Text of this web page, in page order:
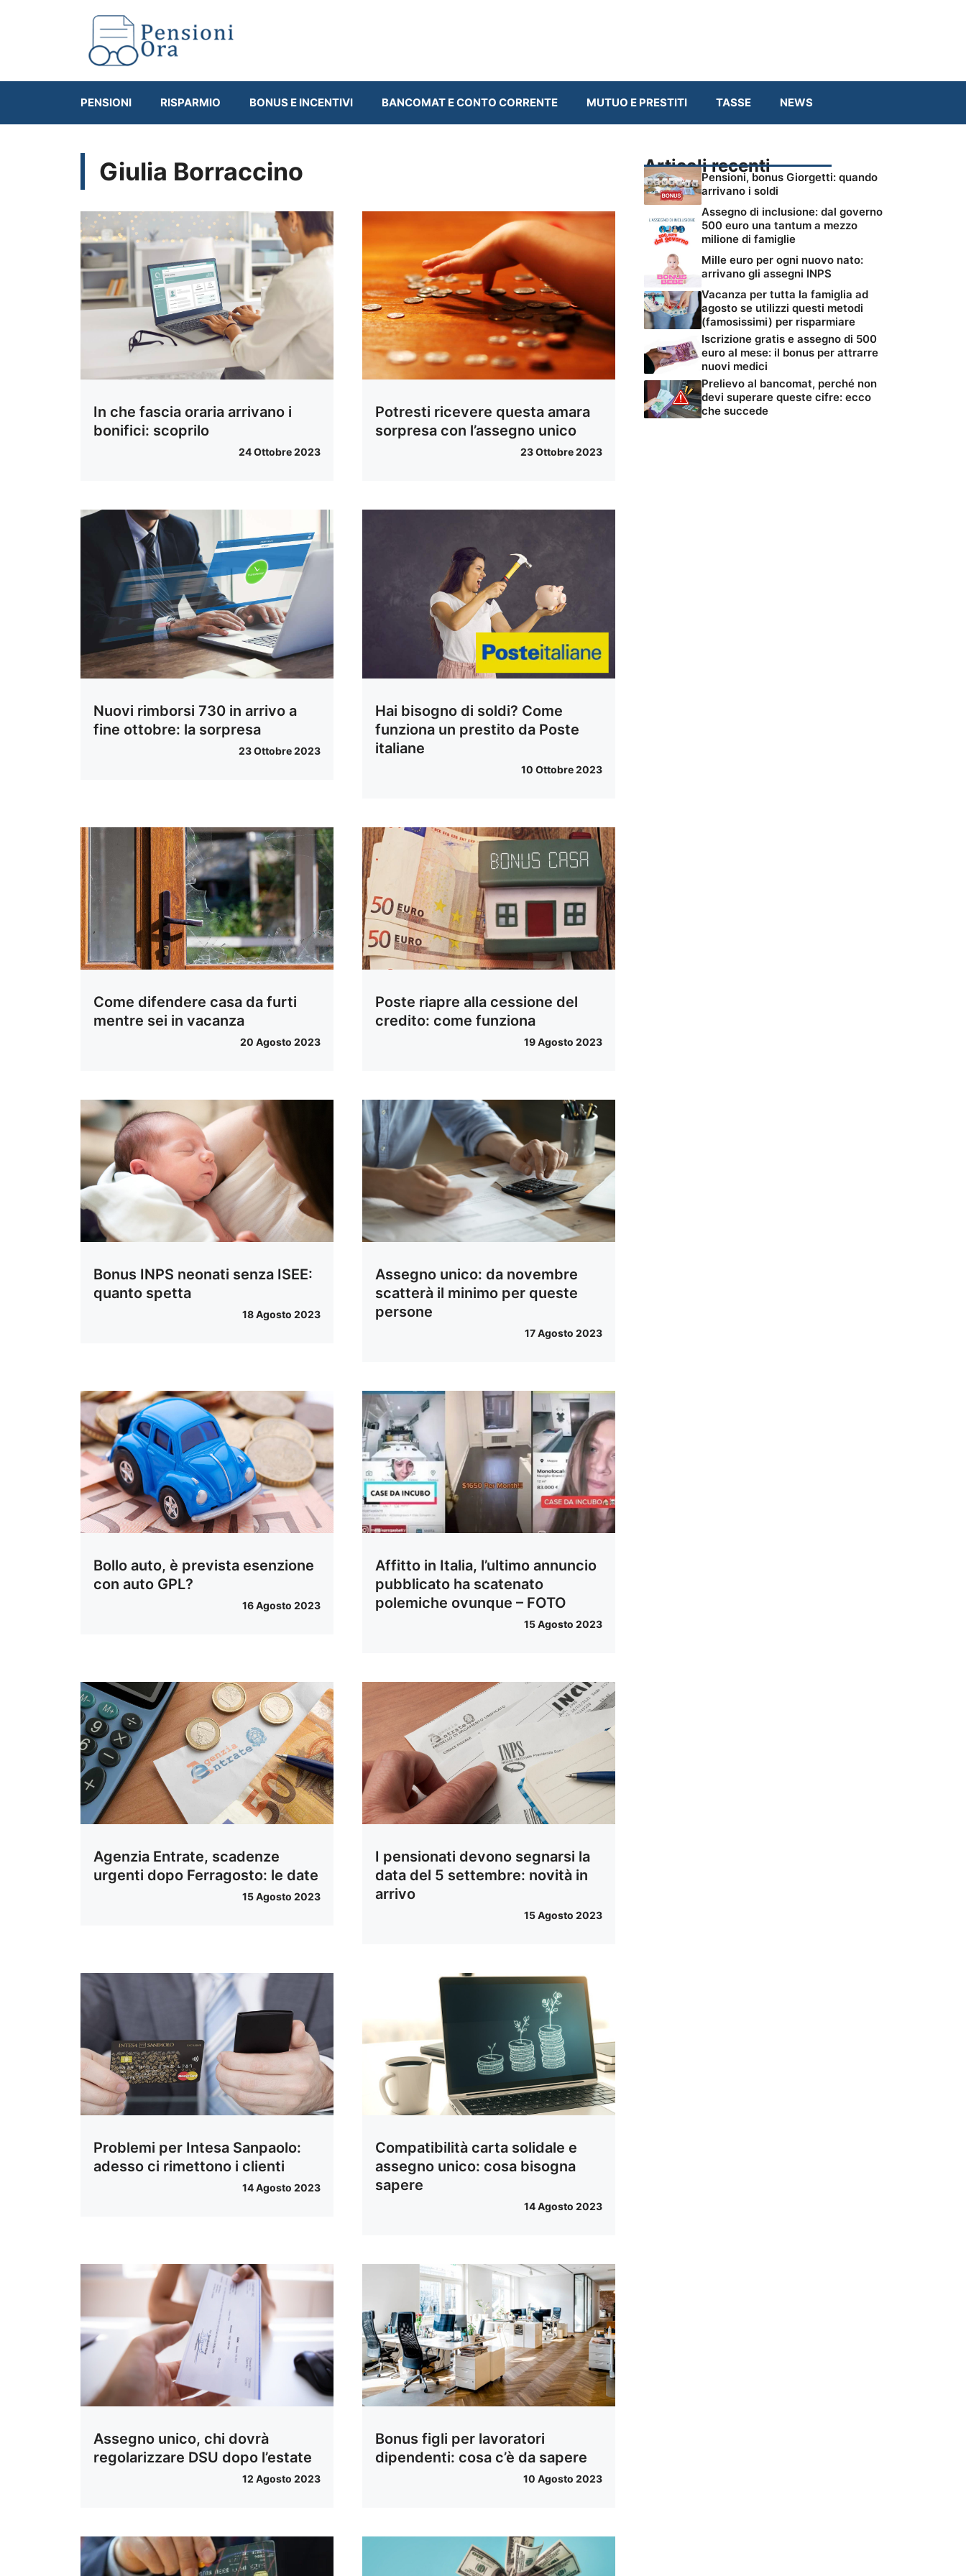
PENSIONI RISPARMIO BONUS E INCENTIVI BANCOMAT E CONTO CORRENTE MUTUO E PRESTITI TASSE NEWS
Giulia Borraccino
In che fascia oraria arrivano i
bonifici: scoprilo
24 Ottobre 2023
Potresti ricevere questa amara
sorpresa con l’assegno unico
23 Ottobre 2023
Nuovi rimborsi 730 in arrivo a
fine ottobre: la sorpresa
23 Ottobre 2023
Hai bisogno di soldi? Come
funziona un prestito da Poste
italiane
10 Ottobre 2023
Come difendere casa da furti
mentre sei in vacanza
20 Agosto 2023
Poste riapre alla cessione del
credito: come funziona
19 Agosto 2023
Bonus INPS neonati senza ISEE:
quanto spetta
18 Agosto 2023
Assegno unico: da novembre
scatterà il minimo per queste
persone
17 Agosto 2023
Bollo auto, è prevista esenzione
con auto GPL?
16 Agosto 2023
Affitto in Italia, l’ultimo annuncio
pubblicato ha scatenato
polemiche ovunque – FOTO
15 Agosto 2023
Agenzia Entrate, scadenze
urgenti dopo Ferragosto: le date
15 Agosto 2023
I pensionati devono segnarsi la
data del 5 settembre: novità in
arrivo
15 Agosto 2023
Problemi per Intesa Sanpaolo:
adesso ci rimettono i clienti
14 Agosto 2023
Compatibilità carta solidale e
assegno unico: cosa bisogna
sapere
14 Agosto 2023
Assegno unico, chi dovrà
regolarizzare DSU dopo l’estate
12 Agosto 2023
Bonus figli per lavoratori
dipendenti: cosa c’è da sapere
10 Agosto 2023
Articoli recenti
Pensioni, bonus Giorgetti: quando
arrivano i soldi
Assegno di inclusione: dal governo
500 euro una tantum a mezzo
milione di famiglie
Mille euro per ogni nuovo nato:
arrivano gli assegni INPS
Vacanza per tutta la famiglia ad
agosto se utilizzi questi metodi
(famosissimi) per risparmiare
Iscrizione gratis e assegno di 500
euro al mese: il bonus per attrarre
nuovi medici
Prelievo al bancomat, perché non
devi superare queste cifre: ecco
che succede